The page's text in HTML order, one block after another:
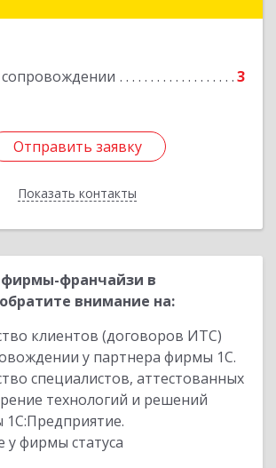
3
Отправить заявку
Показать контакты
Отправить заявку
Назад
франчайзи в
внимание на:
клиентов (договоров ИТС)
у партнера фирмы 1С.
специалистов, аттестованных
технологий и решений
1С:Предприятие.
у фирмы статуса